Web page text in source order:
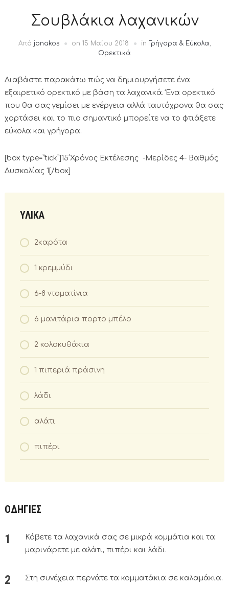
Σουβλάκια λαχανικών
Από jonakos on 15 Μαΐου 2018 in Γρήγορα & Εύκολα
Ορεκτικά
Διαβάστε παρακάτω πώς να δημιουργήσετε ένα
εξαιρετικό ορεκτικό με βάση τα λαχανικά. Ένα ορεκτικό
που θα σας γεμίσει με ενέργεια αλλά ταυτόχρονα θα σας
χορτάσει και το πιο σημαντικό μπορείτε να το φτιάξετε
εύκολα και γρήγορα.
[box type=”tick”]15΄Χρόνος Εκτέλεσης -Μερίδες 4- Βαθμός
Δυσκολίας 1[/box]
ΥΛΙΚΑ
2καρότα
1 κρεμμύδι
6-8 ντοματίνια
6 μανιτάρια πορτο μπέλο
2 κολοκυθάκια
1 πιπεριά πράσινη
λάδι
αλάτι
πιπέρι
ΟΔΗΓΙΕΣ
Κόβετε τα λαχανικά σας σε μικρά κομμάτια και τα
μαρινάρετε με αλάτι, πιπέρι και λάδι.
Στη συνέχεια περνάτε τα κομματάκια σε καλαμάκια.